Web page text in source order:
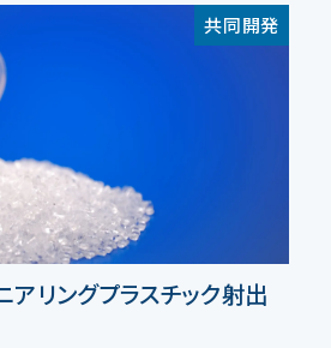
共同開発
リングプラスチック射出